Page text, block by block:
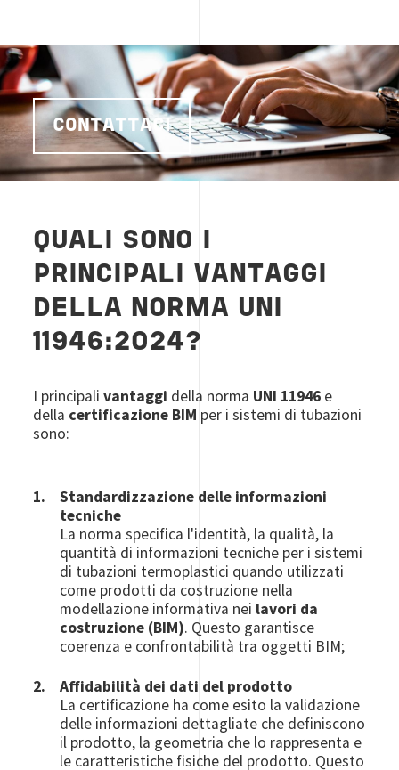
CONTATTACI
QUALI SONO I
PRINCIPALI VANTAGGI
DELLA NORMA UNI
11946:2024?
I principalivantaggi della norma UNI 11946 e
della certificazione BIM per i sistemi di tubazioni
sono:
Standardizzazione delle informazioni
tecniche
La norma specifica l'identità, la qualità, la
quantità di informazioni tecniche per i sistemi
di tubazioni termoplastici quando utilizzati
come prodotti da costruzione nella
modellazione informativa nei lavori da
costruzione (BIM). Questo garantisce
coerenza e confrontabilità tra oggetti BIM;
Affidabilità dei dati del prodotto
La certificazione ha come esito la validazione
delle informazioni dettagliate che definiscono
il prodotto, la geometria che lo rappresenta e
le caratteristiche fisiche del prodotto. Questo